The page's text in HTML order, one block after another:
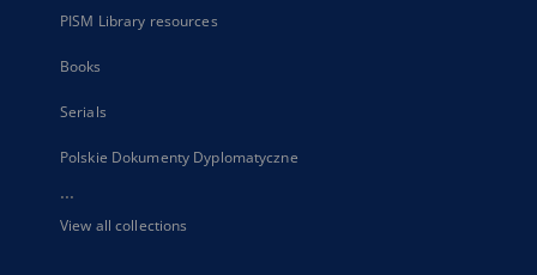
PISM Library resources
Books
Serials
Polskie Dokumenty Dyplomatyczne
...
View all collections